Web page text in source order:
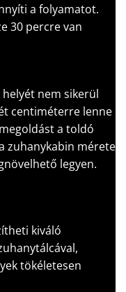
a folyamatot.
30 percre van
nem sikerül
centiméterre lenne
a toldó
zuhanykabin mérete
legyen.
kiváló
tökéletesen